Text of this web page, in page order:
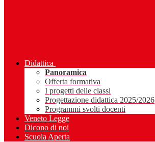
Didattica
Panoramica
Offerta formativa
I progetti delle classi
Progettazione didattica 2025/2026
Programmi svolti docenti
Veneto Legge
Dicono di noi
Scuola Aperta